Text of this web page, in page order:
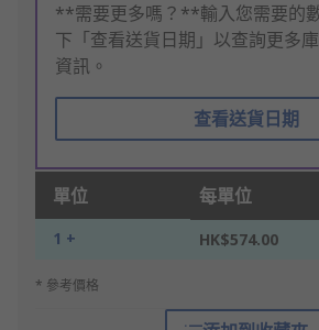
**需要更多嗎？**輸入您需要的
下「查看送貨日期」以查詢更多
資訊。
查看送貨日期
單位 每單位
1 + HK$574.00
* 參考價格